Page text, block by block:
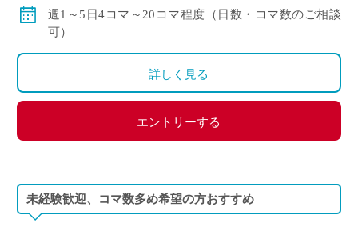
賞与：無し
昇給：有り、年1回の査定による
その他保険：労災保険
週1～5日4コマ～20コマ程度（日数・コマ数のご相談
可）
詳しく見る
エントリーする
未経験歓迎、コマ数多め希望の方おすすめ